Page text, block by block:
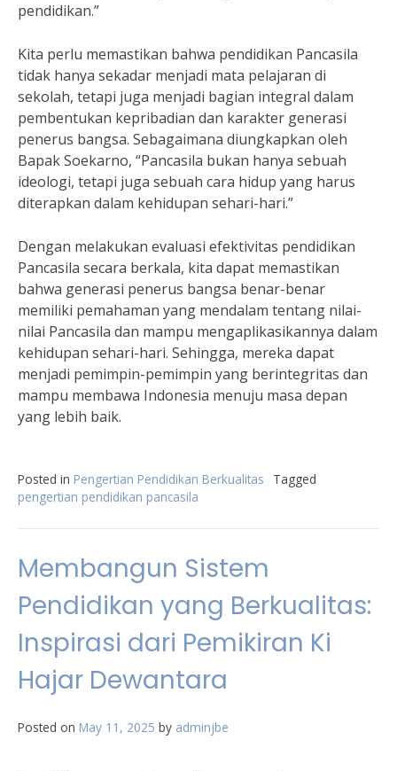
pendidikan.”
Kita perlu memastikan bahwa pendidikan Pancasila
tidak hanya sekadar menjadi mata pelajaran di
sekolah, tetapi juga menjadi bagian integral dalam
pembentukan kepribadian dan karakter generasi
penerus bangsa. Sebagaimana diungkapkan oleh
Bapak Soekarno, “Pancasila bukan hanya sebuah
ideologi, tetapi juga sebuah cara hidup yang harus
diterapkan dalam kehidupan sehari-hari.”
Dengan melakukan evaluasi efektivitas pendidikan
Pancasila secara berkala, kita dapat memastikan
bahwa generasi penerus bangsa benar-benar
memiliki pemahaman yang mendalam tentang nilai-
nilai Pancasila dan mampu mengaplikasikannya dalam
kehidupan sehari-hari. Sehingga, mereka dapat
menjadi pemimpin-pemimpin yang berintegritas dan
mampu membawa Indonesia menuju masa depan
yang lebih baik.
Posted in Pengertian Pendidikan Berkualitas
Tagged
pengertian pendidikan pancasila
Membangun Sistem
Pendidikan yang Berkualitas:
Inspirasi dari Pemikiran Ki
Hajar Dewantara
Posted on May 11, 2025 by adminjbe